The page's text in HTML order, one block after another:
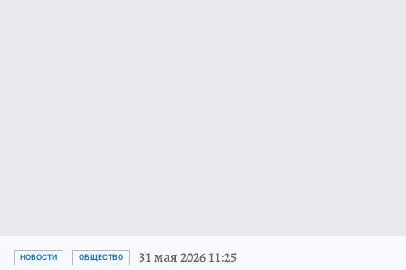
НОВОСТИ ОБЩЕСТВО 31 мая 2026 11:25